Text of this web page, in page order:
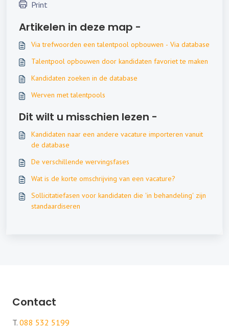
Print
Artikelen in deze map -
Via trefwoorden een talentpool opbouwen - Via database
Talentpool opbouwen door kandidaten favoriet te maken
Kandidaten zoeken in de database
Werven met talentpools
Dit wilt u misschien lezen -
Kandidaten naar een andere vacature importeren vanuit
de database
De verschillende wervingsfases
Wat is de korte omschrijving van een vacature?
Sollicitatiefasen voor kandidaten die 'in behandeling' zijn
standaardiseren
Contact
T. 088 532 5199